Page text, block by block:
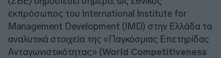
εκπρόσωπος του International Institute for
Management Development (IMD) στην Ελλάδα τα
αναλυτικά στοιχεία της «Παγκόσμιας Επετηρίδας
Ανταγωνιστικότητας» (World Competitiveness